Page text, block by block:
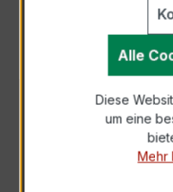
BESCHREIBUNG
Der EWSK 31.5 75/
kompakter,
Alle
Diese
um eine
Mehr